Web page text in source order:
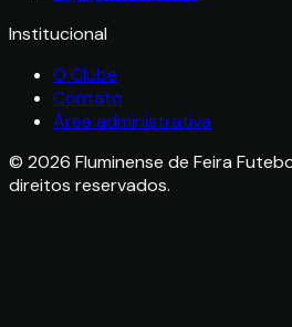
Institucional
O Clube
Contato
Área administrativa
© 2026 Fluminense de Feira
direitos reservados.